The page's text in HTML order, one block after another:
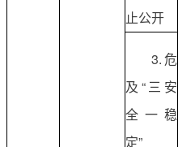
止公开
3.危
及“三安
全一稳
定”